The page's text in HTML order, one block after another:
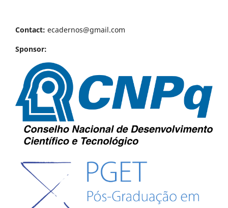
Contact: ecadernos@gmail.com
Sponsor: